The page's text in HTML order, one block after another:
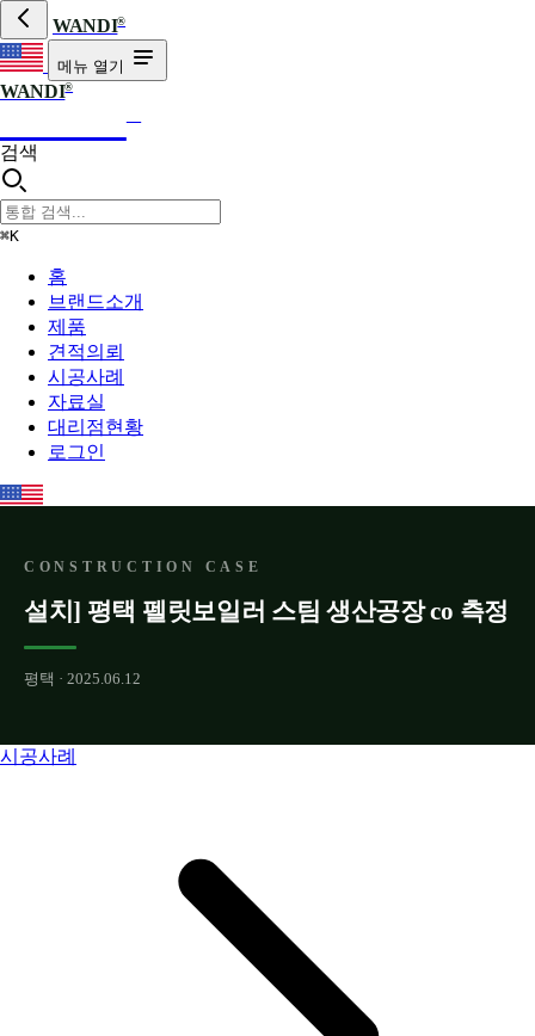
WANDI®
메뉴 열기
WANDI®
WANDI
검색
⌘K
홈
브랜드소개
제품
견적의뢰
시공사례
자료실
대리점현황
로그인
CONSTRUCTION CASE
설치] 평택 펠릿보일러 스팀 생산공장 co 측정
평택 · 2025.06.12
시공사례